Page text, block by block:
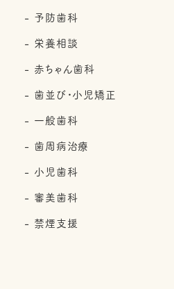
予防歯科
栄養相談
赤ちゃん歯科
歯並び・小児矯正
一般歯科
歯周病治療
小児歯科
審美歯科
禁煙支援